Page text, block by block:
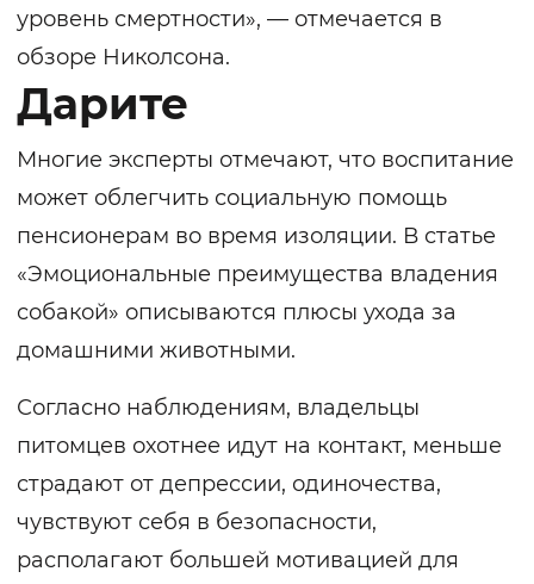
уровень смертности», — отмечается в
обзоре Николсона.
Дарите
Многие эксперты отмечают, что воспитание
может облегчить социальную помощь
пенсионерам во время изоляции. В статье
«Эмоциональные преимущества владения
собакой» описываются плюсы ухода за
домашними животными.
Согласно наблюдениям, владельцы
питомцев охотнее идут на контакт, меньше
страдают от депрессии, одиночества,
чувствуют себя в безопасности,
располагают большей мотивацией для